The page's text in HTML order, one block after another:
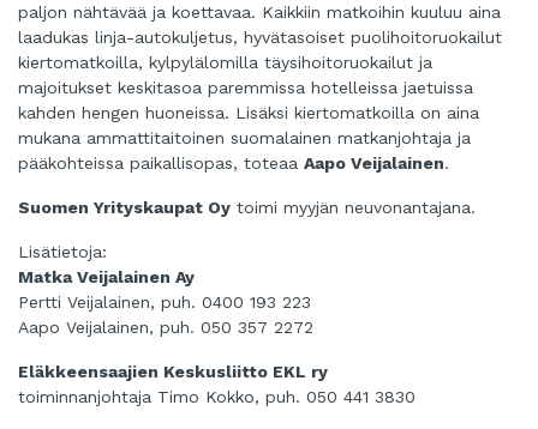
paljon nähtävää ja koettavaa. Kaikkiin matkoihin kuuluu aina
laadukas linja-autokuljetus, hyvätasoiset puolihoitoruokailut
kiertomatkoilla, kylpylälomilla täysihoitoruokailut ja
majoitukset keskitasoa paremmissa hotelleissa jaetuissa
kahden hengen huoneissa. Lisäksi kiertomatkoilla on aina
mukana ammattitaitoinen suomalainen matkanjohtaja ja
pääkohteissa paikallisopas, toteaa Aapo Veijalainen.
Suomen Yrityskaupat Oy toimi myyjän neuvonantajana.
Lisätietoja:
Matka Veijalainen Ay
Pertti Veijalainen, puh. 0400 193 223
Aapo Veijalainen, puh. 050 357 2272
Eläkkeensaajien Keskusliitto EKL ry
toiminnanjohtaja Timo Kokko, puh. 050 441 3830